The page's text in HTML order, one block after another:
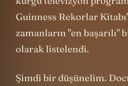
Guinness Rekorlar
zamanların "en
olarak listelendi.
Şimdi bir düşünelim.